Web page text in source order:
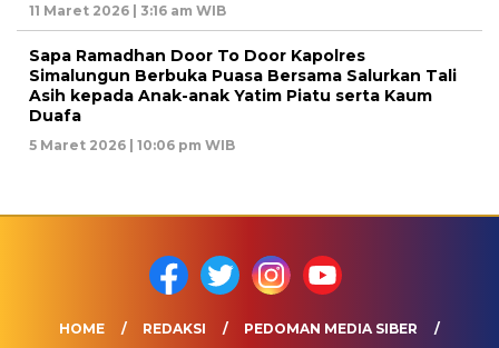
11 Maret 2026 | 3:16 am WIB
Sapa Ramadhan Door To Door Kapolres
Simalungun Berbuka Puasa Bersama Salurkan Tali
Asih kepada Anak-anak Yatim Piatu serta Kaum
Duafa
5 Maret 2026 | 10:06 pm WIB
HOME REDAKSI
PEDOMAN MEDIA SIBER